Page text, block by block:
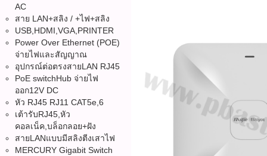
AC
สาย LAN+สลิง / +ไฟ+สลิง
USB,HDMI,VGA,PRINTER
Power Over Ethernet (POE)
จ่ายไฟและสัญญาณ
อุปกรณ์ต่อตรงสายLAN RJ45
PoE switchHub จ่ายไฟ
ออก12V DC
หัว RJ45 RJ11 CAT5e,6
เต้ารับRJ45,หัว
คอลเน็ค,บล็อกลอย+ฝัง
สายLANแบบมีสลิงตีงเสาไฟ
MERCURY Gigabit Switch